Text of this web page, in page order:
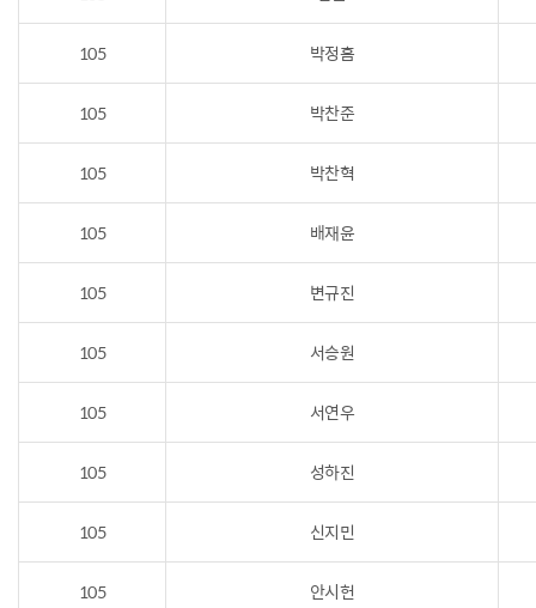
105 박정흠
105 박찬준
105 박찬혁
105 배재윤
105 변규진
105 서승원
105 서연우
105 성하진
105 신지민
105 안시헌